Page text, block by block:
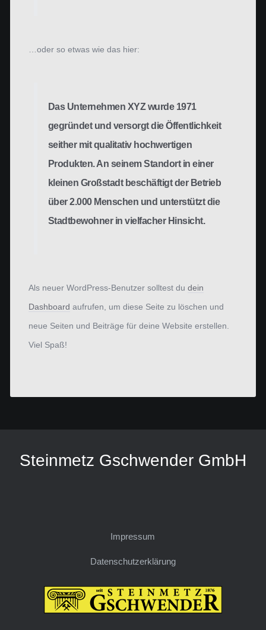
…oder so etwas wie das hier:
Das Unternehmen XYZ wurde 1971
gegründet und versorgt die Öffentlichkeit
seither mit qualitativ hochwertigen
Produkten. An seinem Standort in einer
kleinen Großstadt beschäftigt der Betrieb
über 2.000 Menschen und unterstützt die
Stadtbewohner in vielfacher Hinsicht.
Als neuer WordPress-Benutzer solltest dudein
Dashboard aufrufen, um diese Seite zu löschen und
neue Seiten und Beiträge für deine Website erstellen.
Viel Spaß!
Steinmetz Gschwender GmbH
Impressum
Datenschutzerklärung